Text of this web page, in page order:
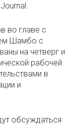
во главе с
Шамбо с
на четверг и
рабочей
в
и
обсуждаться